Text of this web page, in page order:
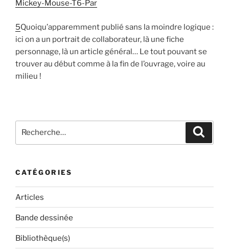
Mickey-Mouse-T6-Par
5Quoiqu’apparemment publié sans la moindre logique :
ici on a un portrait de collaborateur, là une fiche
personnage, là un article général… Le tout pouvant se
trouver au début comme à la fin de l’ouvrage, voire au
milieu !
pour
CATÉGORIES
Articles
Bande dessinée
Bibliothèque(s)